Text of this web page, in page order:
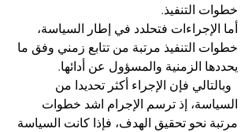
خطوات التنفيذ.
أما الإجراءات فتحلدد في إطار السياسة،
خطوات التنفيذ مرتبة من تتابع زمني وفق ما
يحددها الزمنية والمسؤول عن أدائها.
  وبالتالي فإن الإجراء أكثر تحديدا من
السياسة، إذ ترسم الإجرام اشد خطوات
مرتبة نحو تحقيق الهدف، فإذا كانت السياسة